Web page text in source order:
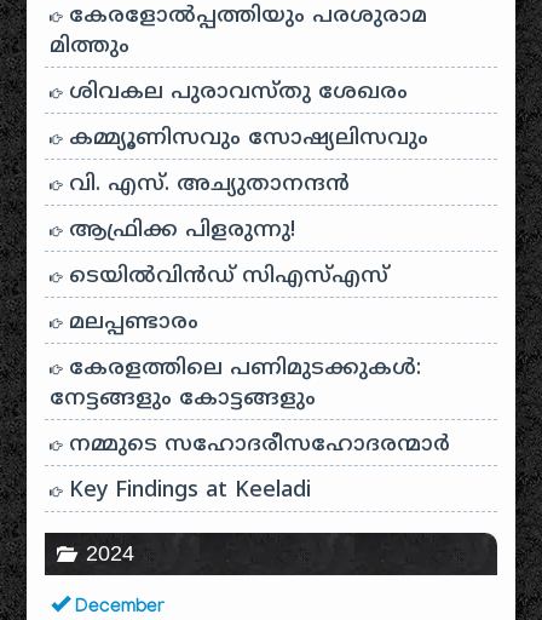
കേരളോൽപ്പത്തിയും പരശുരാമ
മിത്തും
ശിവകല പുരാവസ്തു ശേഖരം
കമ്മ്യൂണിസവും സോഷ്യലിസവും
വി. എസ്. അച്യുതാനന്ദൻ
ആഫ്രിക്ക പിളരുന്നു!
ടെയിൽ‌വിൻഡ് സി‌എസ്‌എസ്
മലപ്പണ്ടാരം
കേരളത്തിലെ പണിമുടക്കുകൾ:
നേട്ടങ്ങളും കോട്ടങ്ങളും
നമ്മുടെ സഹോദരീസഹോദരന്മാർ
Key Findings at Keeladi
2024
December